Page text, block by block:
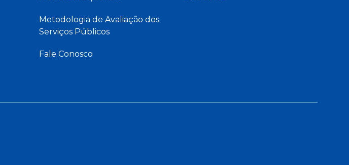
Metodologia de Avaliação dos
Serviços Públicos
Fale Conosco